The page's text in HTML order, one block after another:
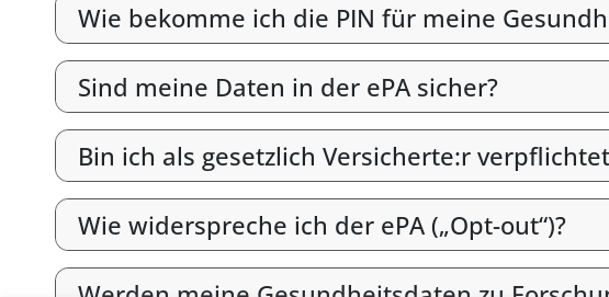
Wie bekomme ich die PIN für meine
Sind meine Daten in der ePA sicher?
Bin ich als gesetzlich Versicherte:r
Wie widerspreche ich der ePA („Opt-out“)?